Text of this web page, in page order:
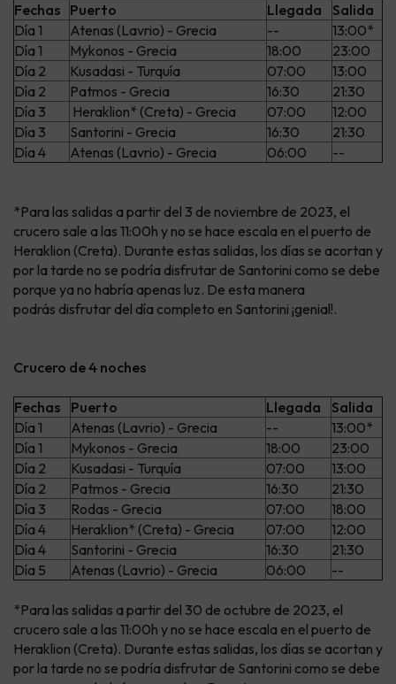
Fechas Puerto Llegada
Salida
Día 1
Atenas (Lavrio) - Grecia --
13:00*
Día 1
Mykonos - Grecia 18:00
23:00
Día 2
Kusadasi - Turquía 07:00
13:00
Día 2
Patmos - Grecia 16:30
21:30
Día 3
Heraklion* (Creta) - Grecia 07:00
12:00
Día 3
Santorini - Grecia 16:30
21:30
Día 4
Atenas (Lavrio) - Grecia 06:00 --
*Para las salidas a partir del 3 de noviembre de 2023, el
crucero sale a las 11:00h y no se hace escala en el puerto de
Heraklion (Creta). Durante estas salidas, los días se acortan y
por la tarde no se podría disfrutar de Santorini como se debe
porque ya no habría apenas luz. De esta manera
podrás disfrutar del día completo en Santorini ¡genial!.
Crucero de 4 noches
Fechas Puerto Llegada
Salida
Día 1
Atenas (Lavrio) - Grecia --
13:00*
Día 1
Mykonos - Grecia 18:00
23:00
Día 2
Kusadasi - Turquía 07:00
13:00
Día 2
Patmos - Grecia 16:30
21:30
Día 3
Rodas - Grecia 07:00
18:00
Día 4
Heraklion* (Creta) - Grecia 07:00
12:00
Día 4
Santorini - Grecia 16:30
21:30
Día 5
Atenas (Lavrio) - Grecia 06:00 --
*Para las salidas a partir del 30 de octubre de 2023, el
crucero sale a las 11:00h y no se hace escala en el puerto de
Heraklion (Creta). Durante estas salidas, los días se acortan y
por la tarde no se podría disfrutar de Santorini como se debe